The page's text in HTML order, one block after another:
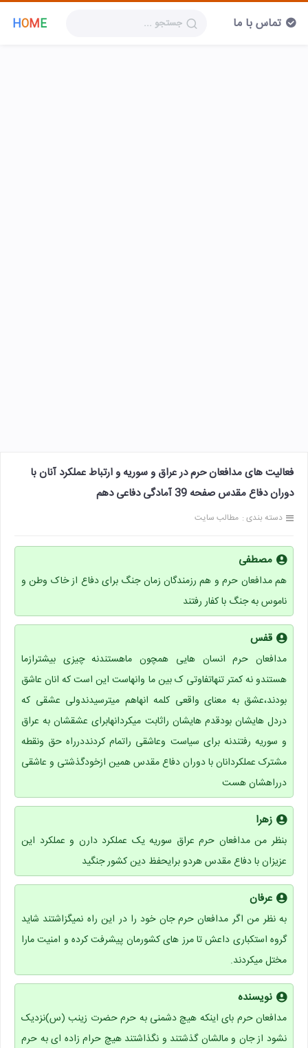
HOME تماس با ما
فعالیت های مدافعان حرم در عراق و سوریه و ارتباط عملکرد آنان با
دوران دفاع مقدس صفحه 39 آمادگی دفاعی دهم
دسته بندی : مطالب سایت
مصطفی
هم مدافعان حرم و هم رزمندگان زمان جنگ برای دفاع از خاک وطن و
ناموس به جنگ با کفار رفتند
قفس
مدافعان حرم انسان هایی همچون ماهستندنه چیزی بیشترازما
هستندو نه کمتر تنهاتفاوتی ک بین ما وانهاست این است که انان عاشق
بودند،عشق به معنای واقعی کلمه انهاهم میترسیدندولی عشقی که
دردل هایشان بودقدم هایشان راثابت میکردانهابرای عشقشان به عراق
و سوریه رفتندنه برای سیاست وعاشقی راتمام کردنددرراه حق ونقطه
مشترک عملکردانان با دوران دفاع مقدس همین ازخودگذشتی و عاشقی
درراهشان هست
زهرا
بنظر من مدافعان حرم عراق سوریه یک عملکرد دارن و عملکرد این
عزیزان با دفاع مقدس هردو برایحفظ دین کشور جنگید
عرفان
به نظر من اگر مدافعان حرم جان خود را در این راه نمیگزاشتند شاید
گروه استکباری داعش تا مرز های کشورمان پیشرفت کرده و امنیت مارا
مختل میکردند.
نویسنده
مدافعان حرم بای اینکه هیچ دشمنی به حرم حضرت زینب (س)نزدیک
نشود از جان و مالشان گذشتند و نگذاشتند هیچ حرام زاده ای به حرم